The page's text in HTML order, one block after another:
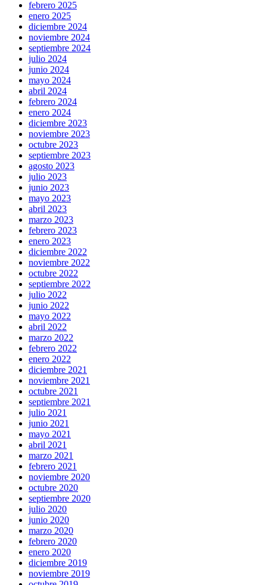
febrero 2025
enero 2025
diciembre 2024
noviembre 2024
septiembre 2024
julio 2024
junio 2024
mayo 2024
abril 2024
febrero 2024
enero 2024
diciembre 2023
noviembre 2023
octubre 2023
septiembre 2023
agosto 2023
julio 2023
junio 2023
mayo 2023
abril 2023
marzo 2023
febrero 2023
enero 2023
diciembre 2022
noviembre 2022
octubre 2022
septiembre 2022
julio 2022
junio 2022
mayo 2022
abril 2022
marzo 2022
febrero 2022
enero 2022
diciembre 2021
noviembre 2021
octubre 2021
septiembre 2021
julio 2021
junio 2021
mayo 2021
abril 2021
marzo 2021
febrero 2021
noviembre 2020
octubre 2020
septiembre 2020
julio 2020
junio 2020
marzo 2020
febrero 2020
enero 2020
diciembre 2019
noviembre 2019